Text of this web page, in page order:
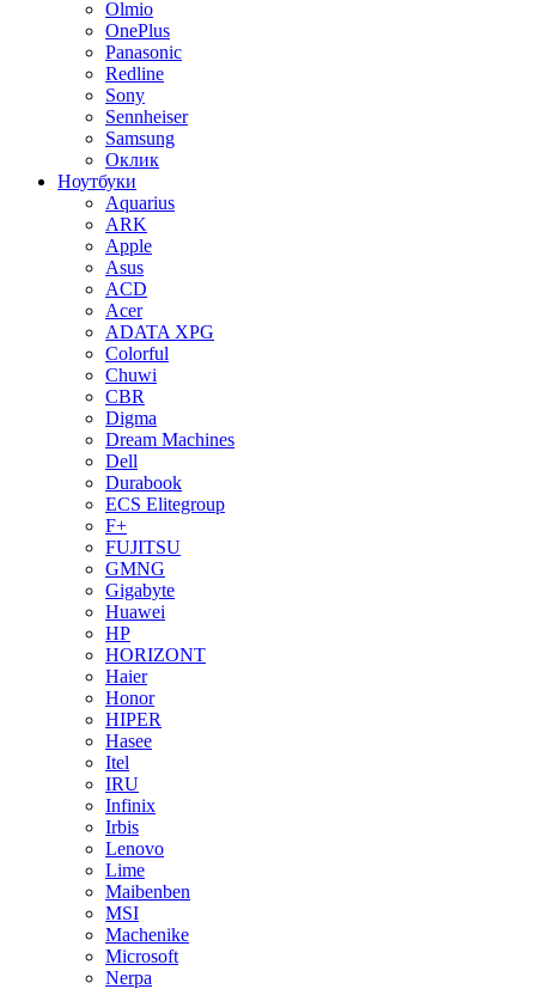
Olmio
OnePlus
Panasonic
Redline
Sony
Sennheiser
Samsung
Оклик
Ноутбуки
Aquarius
ARK
Apple
Asus
ACD
Acer
ADATA XPG
Colorful
Chuwi
CBR
Digma
Dream Machines
Dell
Durabook
ECS Elitegroup
F+
FUJITSU
GMNG
Gigabyte
Huawei
HP
HORIZONT
Haier
Honor
HIPER
Hasee
Itel
IRU
Infinix
Irbis
Lenovo
Lime
Maibenben
MSI
Machenike
Microsoft
Nerpa